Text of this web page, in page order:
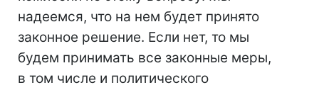
надеемся, что на нем будет принято
законное решение. Если нет, то мы
будем принимать все законные меры,
в том числе и политического